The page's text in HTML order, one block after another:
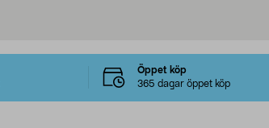
Öppet köp
365 dagar öppet köp